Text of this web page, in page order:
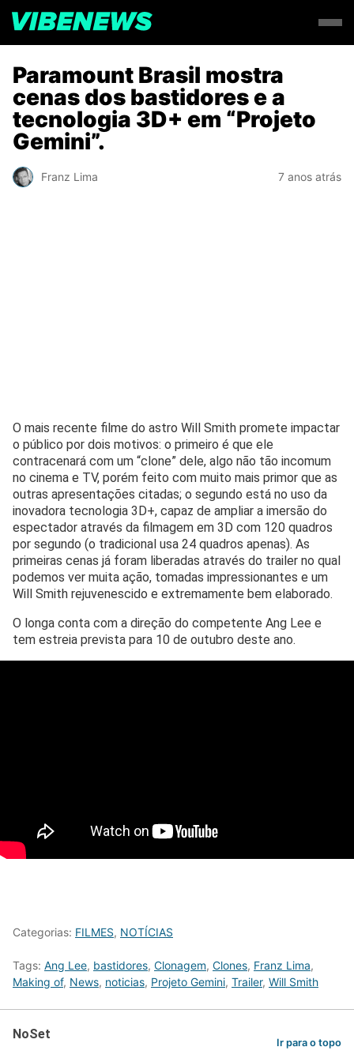
Paramount Brasil mostra
cenas dos bastidores e a
tecnologia 3D+ em “Projeto
Gemini”.
Franz Lima 7 anos atrás
O mais recente filme do astro Will Smith promete impactar
o público por dois motivos: o primeiro é que ele
contracenará com um “clone” dele, algo não tão incomum
no cinema e TV, porém feito com muito mais primor que as
outras apresentações citadas; o segundo está no uso da
inovadora tecnologia 3D+, capaz de ampliar a imersão do
espectador através da filmagem em 3D com 120 quadros
por segundo (o tradicional usa 24 quadros apenas). As
primeiras cenas já foram liberadas através do trailer no qual
podemos ver muita ação, tomadas impressionantes e um
Will Smith rejuvenescido e extremamente bem elaborado.
O longa conta com a direção do competente Ang Lee e
tem estreia prevista para 10 de outubro deste ano.
Categorias: FILMES, NOTÍCIAS
Tags: Ang Lee, bastidores, Clonagem, Clones, Franz Lima,
Making of, News, noticias, Projeto Gemini, Trailer, Will Smith
NoSet
Ir para o topo